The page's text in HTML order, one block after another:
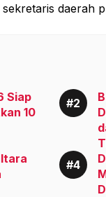
daerah
Siap
10